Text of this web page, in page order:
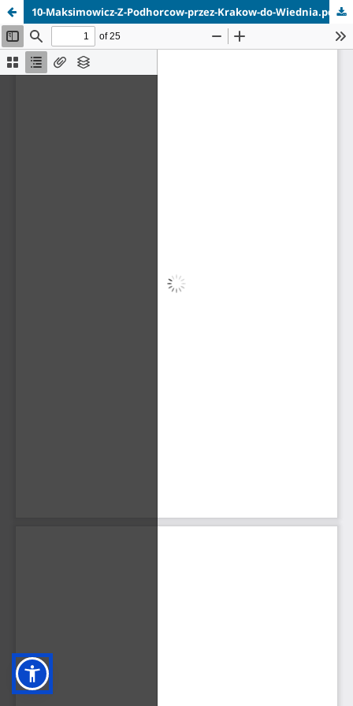
10-Maksimowicz-Z-Podhorcow-przez-Krakow-do-Wiednia.pdf